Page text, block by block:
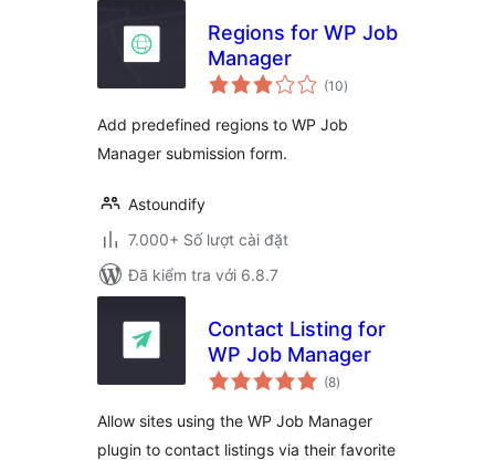
Regions for WP Job
Manager
(10tổng
đánh
)
Add predefined regions to WP Job
Manager submission form.
Astoundify
7.000+ Số lượt cài đặt
Đã kiểm tra với 6.8.7
Contact Listing for
WP Job Manager
(8tổng
đánh
)
Allow sites using the WP Job Manager
plugin to contact listings via their favorite